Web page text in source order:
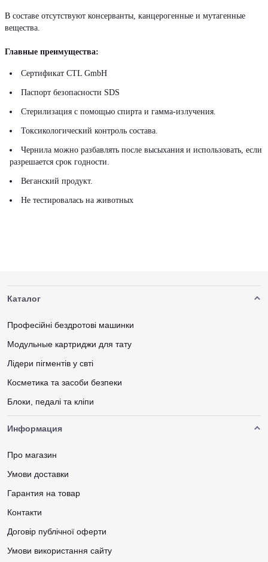
В составе отсутствуют консерванты, канцерогенные и мутагенные
вещества.
Главные преимущества:
Сертификат CTL GmbH
Паспорт безопасности SDS
Стерилизация с помощью спирта и гамма-излучения.
Токсикологический контроль состава.
Чернила можно разбавлять после высыхания и использовать, если
разрешается срок годности.
Веганский продукт.
Не тестировалась на животных
Каталог
Професійні бездротові машинки
Модульные картриджи для тату
Лідери пігментів у свті
Косметика та засоби безпеки
Блоки, педалі та кліпи
Информация
Про магазин
Умови доставки
Гарантия на товар
Контакти
Договір публічної оферти
Умови використання сайту